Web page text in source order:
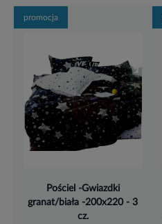
Pościel -Gwiazdki
granat/biała -200x220 - 3
cz.
promocja